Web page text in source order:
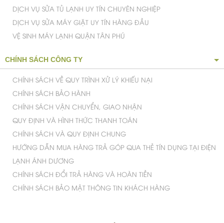
DỊCH VỤ SỬA TỦ LẠNH UY TÍN CHUYÊN NGHIỆP
DỊCH VỤ SỬA MÁY GIẶT UY TÍN HÀNG ĐẦU
VỆ SINH MÁY LẠNH QUẬN TÂN PHÚ
CHÍNH SÁCH CÔNG TY
CHÍNH SÁCH VỀ QUY TRÌNH XỬ LÝ KHIẾU NẠI
CHÍNH SÁCH BẢO HÀNH
CHÍNH SÁCH VẬN CHUYỂN, GIAO NHẬN
QUY ĐỊNH VÀ HÌNH THỨC THANH TOÁN
CHÍNH SÁCH VÀ QUY ĐỊNH CHUNG
HƯỚNG DẪN MUA HÀNG TRẢ GÓP QUA THẺ TÍN DỤNG TẠI ĐIỆN
LẠNH ÁNH DƯƠNG
CHÍNH SÁCH ĐỔI TRẢ HÀNG VÀ HOÀN TIỀN
CHÍNH SÁCH BẢO MẬT THÔNG TIN KHÁCH HÀNG